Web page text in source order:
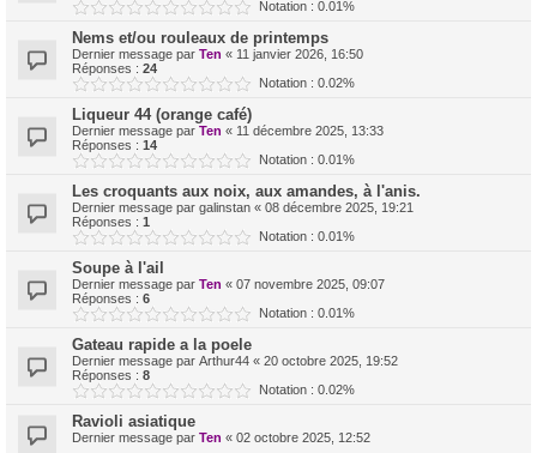
Notation : 0.01%
Nems et/ou rouleaux de printemps
Dernier message par Ten « 11 janvier 2026, 16:50
Réponses : 24
Notation : 0.02%
Liqueur 44 (orange café)
Dernier message par Ten « 11 décembre 2025, 13:33
Réponses : 14
Notation : 0.01%
Les croquants aux noix, aux amandes, à l'anis.
Dernier message par galinstan « 08 décembre 2025, 19:21
Réponses : 1
Notation : 0.01%
Soupe à l'ail
Dernier message par Ten « 07 novembre 2025, 09:07
Réponses : 6
Notation : 0.01%
Gateau rapide a la poele
Dernier message par Arthur44 « 20 octobre 2025, 19:52
Réponses : 8
Notation : 0.02%
Ravioli asiatique
Dernier message par Ten « 02 octobre 2025, 12:52